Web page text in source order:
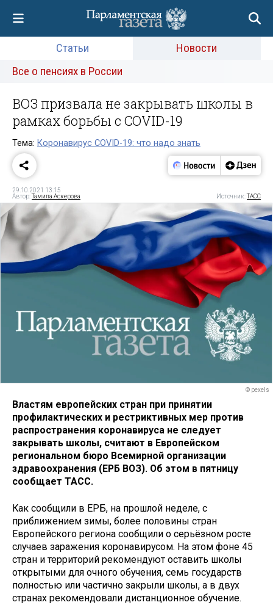
Статьи
Новости
Все о пенсиях в России
ВОЗ призвала не закрывать школы в
рамках борьбы с COVID-19
Тема: Коронавирус COVID-19: что надо знать
29.10.2021 13:15
Автор:Тамила Аскерова Источник:ТАСС
© pexels
Властям европейских стран при принятии
профилактических и рестриктивных мер против
распространения коронавируса не следует
закрывать школы, считают в Европейском
региональном бюро Всемирной организации
здравоохранения (ЕРБ ВОЗ). Об этом в пятницу
сообщает ТАСС.
Как сообщили в ЕРБ, на прошлой неделе, с
приближением зимы, более половины стран
Европейского региона сообщили о серьёзном росте
случаев заражения коронавирусом. На этом фоне 45
стран и территорий рекомендуют оставить школы
открытыми для очного обучения, семь государств
полностью или частично закрыли школы, а в двух
странах рекомендовали дистанционное обучение.